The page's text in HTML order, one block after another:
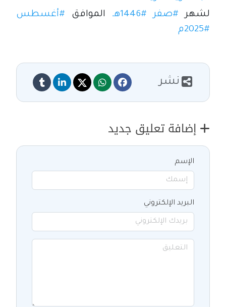
لشهر #صفر #1446هـ الموافق #أغسطس
#2025م
نشر
إضافة تعليق جديد
الإسم
البريد الإلكتروني